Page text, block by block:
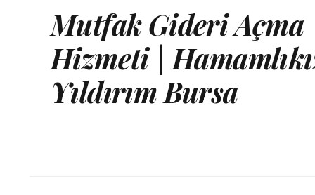
Mutfak Gideri Açma
Hizmeti |
Yıldırım Bursa